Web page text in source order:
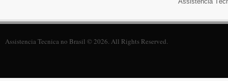
Assistencia Tecnica no Brasil © 2026. All Rights Reserved.